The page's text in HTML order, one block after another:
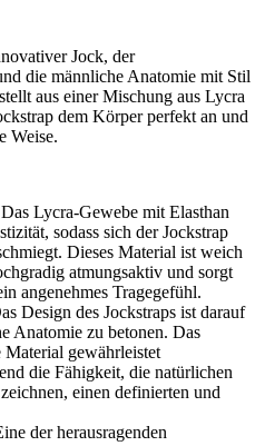
Jock, der
die männliche Anatomie mit Stil
aus einer Mischung aus Lycra
dem Körper perfekt an und
Weise.
Das Lycra-Gewebe mit Elasthan
sodass sich der Jockstrap
Dieses Material ist weich
atmungsaktiv und sorgt
angenehmes Tragegefühl.
Design des Jockstraps ist darauf
Anatomie zu betonen. Das
Material gewährleistet
die Fähigkeit, die natürlichen
einen definierten und
der herausragenden